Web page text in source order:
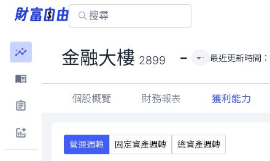
金融大樓 2899 - - 最近更新時間：
個股概覽 財務報表 獲利能力
營運週轉 固定資產週轉 總資產週轉